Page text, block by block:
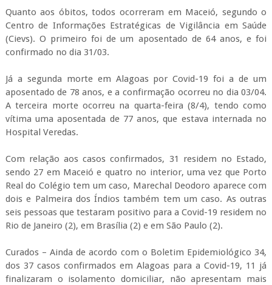
Quanto aos óbitos, todos ocorreram em Maceió, segundo o
Centro de Informações Estratégicas de Vigilância em Saúde
(Cievs). O primeiro foi de um aposentado de 64 anos, e foi
confirmado no dia 31/03.
Já a segunda morte em Alagoas por Covid-19 foi a de um
aposentado de 78 anos, e a confirmação ocorreu no dia 03/04.
A terceira morte ocorreu na quarta-feira (8/4), tendo como
vítima uma aposentada de 77 anos, que estava internada no
Hospital Veredas.
Com relação aos casos confirmados, 31 residem no Estado,
sendo 27 em Maceió e quatro no interior, uma vez que Porto
Real do Colégio tem um caso, Marechal Deodoro aparece com
dois e Palmeira dos Índios também tem um caso. As outras
seis pessoas que testaram positivo para a Covid-19 residem no
Rio de Janeiro (2), em Brasília (2) e em São Paulo (2).
Curados – Ainda de acordo com o Boletim Epidemiológico 34,
dos 37 casos confirmados em Alagoas para a Covid-19, 11 já
finalizaram o isolamento domiciliar, não apresentam mais